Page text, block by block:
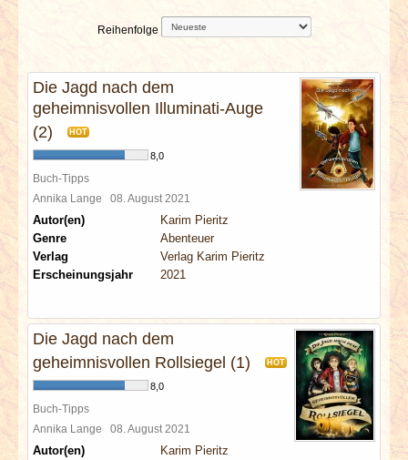
SPECIALS
REDAKTION
LINKS
ARCHIV
Reihenfolge
Die Jagd nach dem
geheimnisvollen Illuminati-Auge
(2)
HOT
8,0
Buch-Tipps
Annika Lange 08. August 2021
Autor(en)
Karim Pieritz
Genre
Abenteuer
Verlag
Verlag Karim Pieritz
Erscheinungsjahr
2021
Die Jagd nach dem
geheimnisvollen Rollsiegel (1)
HOT
8,0
Buch-Tipps
Annika Lange 08. August 2021
Autor(en) Karim Pieritz